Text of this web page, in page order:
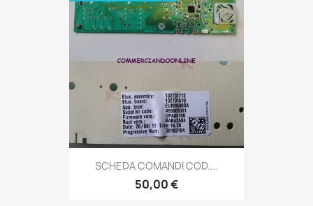
SCHEDA COMANDI COD....
50,00 €